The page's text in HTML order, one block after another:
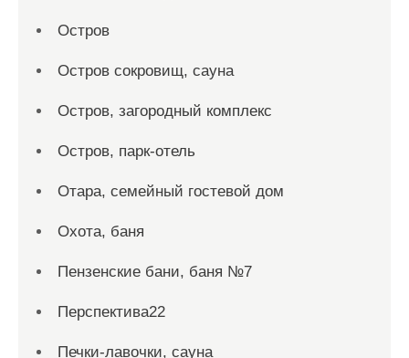
Остров
Остров сокровищ, сауна
Остров, загородный комплекс
Остров, парк-отель
Отара, семейный гостевой дом
Охота, баня
Пензенские бани, баня №7
Перспектива22
Печки-лавочки, сауна